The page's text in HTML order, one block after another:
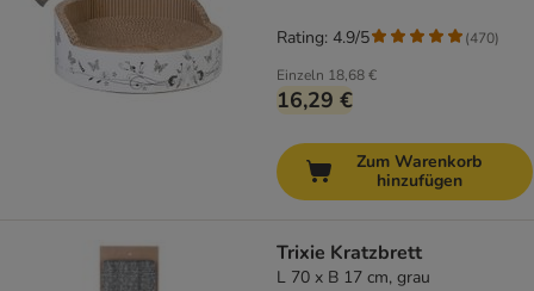
Einzeln 18,68 €
16,29 €
Rating: 4.9/5 (470)
Zum Warenkorb
hinzufügen
Trixie Kratzbrett
L 70 x B 17 cm, grau